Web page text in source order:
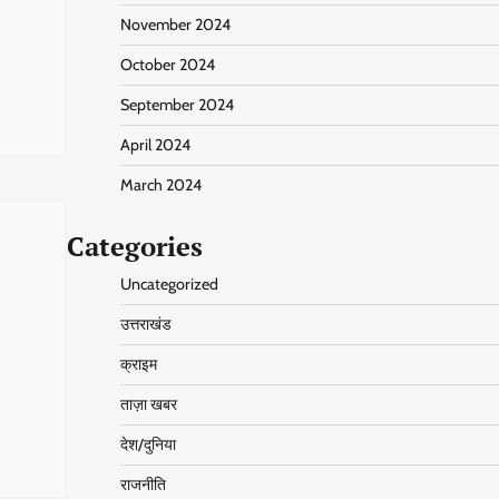
November 2024
October 2024
September 2024
April 2024
March 2024
Categories
Uncategorized
उत्तराखंड
क्राइम
ताज़ा खबर
देश/दुनिया
राजनीति